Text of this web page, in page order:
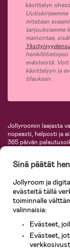
käsittelyn
mitataan
tarjouksiamme
mainontaa,
henkilötietojesi
evästeistä.
käsittelyyn ja
tilauksen.
Jollyroomin laajasta
nopeasti, helposti ja
365 päivän
lastentarvikkeita
KidKraft, Ergobaby,
Tervetuloa
verkkokauppaan!
Sinä päätät
Jollyroom ja
evästeitä tällä
toiminnalle
valinnaisia:
Evästeet,
Evästeet,